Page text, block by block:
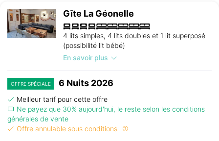
Gîte La Géonelle
4 lits simples, 4 lits doubles et 1 lit superposé
(possibilité lit bébé)
En savoir plus
OFFRE SPÉCIALE 6 Nuits 2026
Meilleur tarif pour cette offre
Ne payez que 30% aujourd'hui, le reste selon les conditions
générales de vente
Offre annulable sous conditions